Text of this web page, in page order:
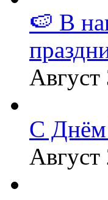
🍉 В
Август
С
Август